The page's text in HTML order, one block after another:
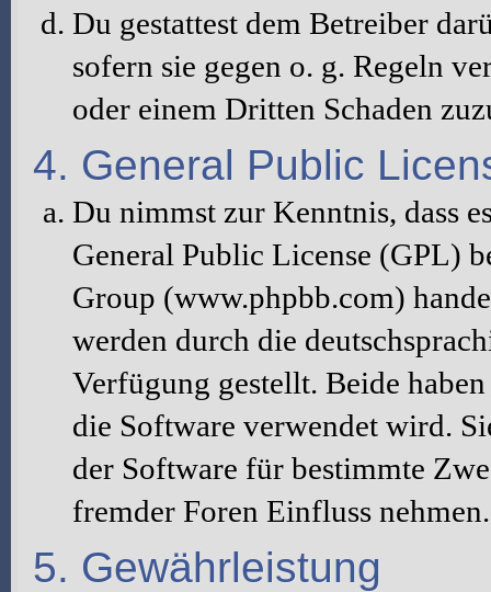
Du gestattest dem Betreiber
sofern sie gegen o. g. Regeln
oder einem Dritten Schaden
4. General Public
Du nimmst zur Kenntnis, dass
General Public License (GPL)
Group (www.phpbb.com)
werden durch die
Verfügung gestellt. Beide
die Software verwendet wird.
der Software für bestimmte
fremder Foren Einfluss nehmen.
5. Gewährleistung